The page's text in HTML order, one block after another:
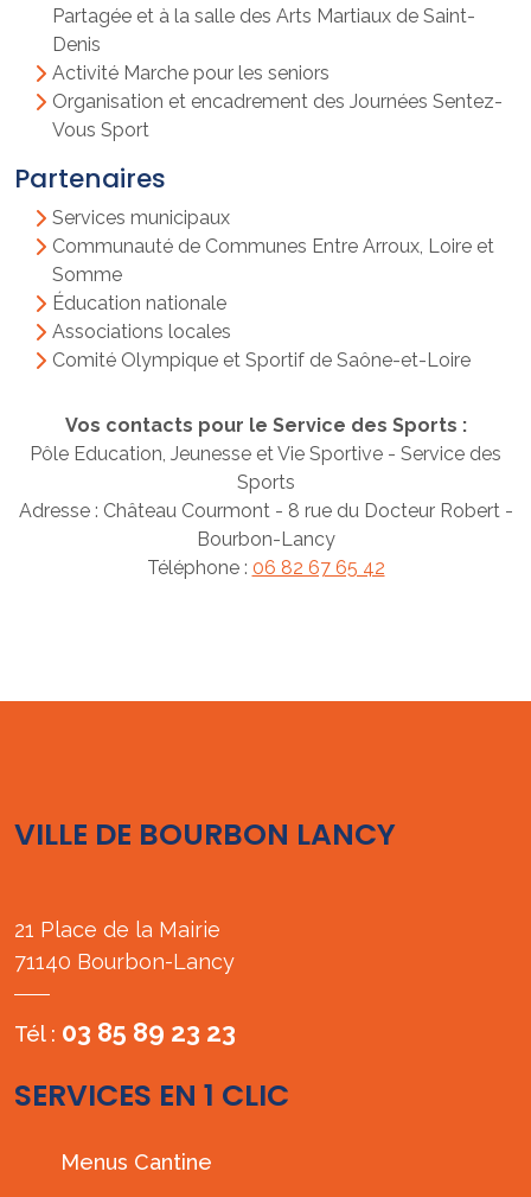
Partagée et à la salle des Arts Martiaux de Saint-
Denis
Activité Marche pour les seniors
Organisation et encadrement des Journées Sentez-
Vous Sport
Partenaires
Services municipaux
Communauté de Communes Entre Arroux, Loire et
Somme
Éducation nationale
Associations locales
Comité Olympique et Sportif de Saône-et-Loire
Vos contacts pour le Service des Sports :
Pôle Education, Jeunesse et Vie Sportive - Service des
Sports
Adresse : Château Courmont - 8 rue du Docteur Robert -
Bourbon-Lancy
Téléphone : 06 82 67 65 42
VILLE DE BOURBON LANCY
21 Place de la Mairie
71140 Bourbon-Lancy
Tél : 03 85 89 23 23
SERVICES EN 1 CLIC
Menus Cantine